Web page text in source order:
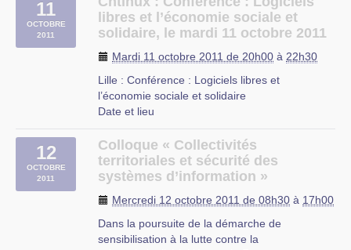
Ce premier rendez-vous de l’année proposé
par l’EPPLUG vous permettra de faire le tour du
5 Passage du Logis du Roi
80000 Amiens
11
OCTOBRE
2011
libres et l’économie sociale et
solidaire, le mardi 11 octobre 2011
Mardi 11 octobre 2011 de 20h00 à 22h30
Lille : Conférence : Logiciels libres et
l’économie sociale et solidaire
Date et lieu
À Lille, Nord-Pas-de-Calais
Description
L’association Chtinux vous invite à sa
lieu le mardi 11 octobre à (…)
Café Citoyen
place du Vieux Marché aux Chevaux à Lille,
12
OCTOBRE
2011
Colloque « Collectivités
territoriales et sécurité des
systèmes d’information »
Mercredi 12 octobre 2011 de 08h30 à 17h00
Dans la poursuite de la démarche de
sensibilisation à la lutte contre la